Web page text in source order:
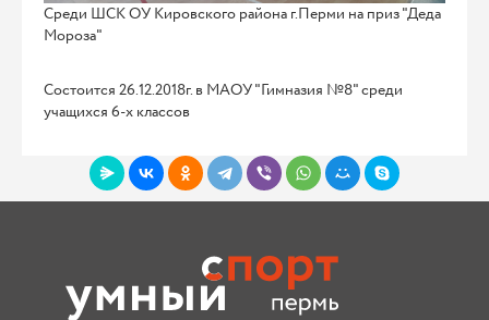
Среди ШСК ОУ Кировского района г.Перми на приз "Деда
Мороза"
Состоится 26.12.2018г. в МАОУ "Гимназия №8" среди
учащихся 6-х классов